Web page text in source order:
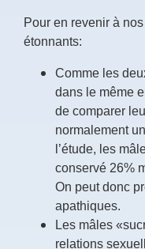
Pour en revenir à
étonnants:
Comme les
dans le même
de comparer
normalement
l’étude, les
conservé 26%
On peut donc
apathiques.
Les mâles
relations